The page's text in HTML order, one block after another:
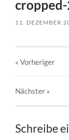
11. DEZEMBER
« Vorheriger
Nächster »
Schreibe